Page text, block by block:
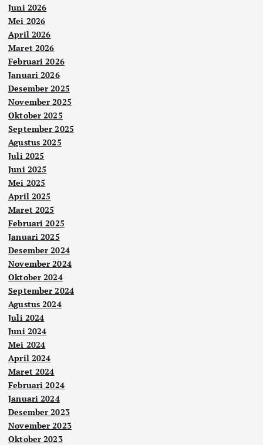
Juni 2026
Mei 2026
April 2026
Maret 2026
Februari 2026
Januari 2026
Desember 2025
November 2025
Oktober 2025
September 2025
Agustus 2025
Juli 2025
Juni 2025
Mei 2025
April 2025
Maret 2025
Februari 2025
Januari 2025
Desember 2024
November 2024
Oktober 2024
September 2024
Agustus 2024
Juli 2024
Juni 2024
Mei 2024
April 2024
Maret 2024
Februari 2024
Januari 2024
Desember 2023
November 2023
Oktober 2023